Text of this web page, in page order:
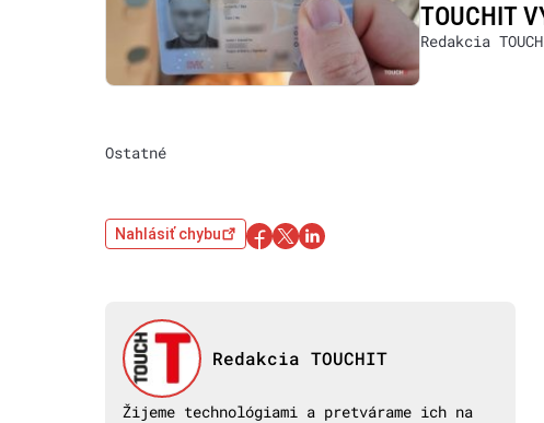
TOUCHIT
Redakcia
Ostatné
Nahlásiť chybu
Redakcia TOUCHIT
Žijeme technológiami a pretvárame ich na